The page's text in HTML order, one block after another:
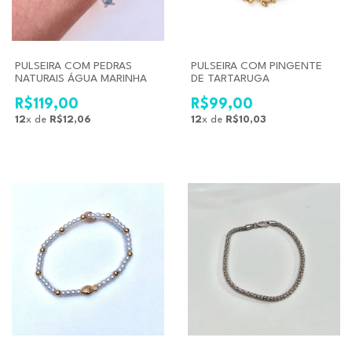
PULSEIRA COM PEDRAS
NATURAIS ÁGUA MARINHA
R$119,00
12x de R$12,06
PULSEIRA COM PINGENTE
DE TARTARUGA
R$99,00
12x de R$10,03